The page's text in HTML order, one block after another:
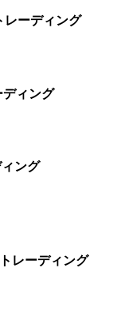
レーディング
ィング
ング
レーディング